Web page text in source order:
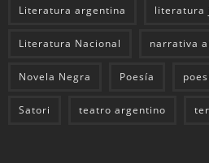
Literatura argentina literatura
Literatura Nacional narrativa
Novela Negra Poesía
Satori teatro argentino